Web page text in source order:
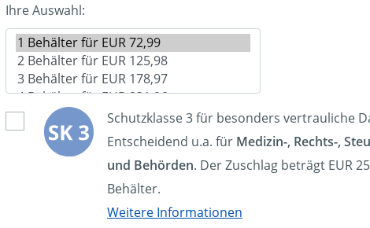
Ihre Auswahl:
Schutzklasse 3 für besonders vertrauliche
Entscheidend u.a. für Medizin-, Rechts-,
und Behörden. Der Zuschlag beträgt EUR
Behälter.
Weitere Informationen